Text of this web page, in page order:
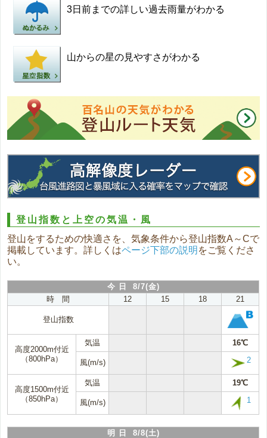
3日前までの詳しい過去雨量がわかる
山からの星の見やすさがわかる
登山指数と上空の気温・風
登山をするための快適さを、気象条件から登山指数A～Cで
掲載しています。詳しくはページ下部の説明 をご覧くださ
い。
今 日 8/7(金)
時 間
12 15 18 21
登山指数
高度2000m付近
（800hPa）
気温 16℃
風(m/s) 2
高度1500m付近
（850hPa）
気温 19℃
風(m/s) 1
明 日 8/8(土)